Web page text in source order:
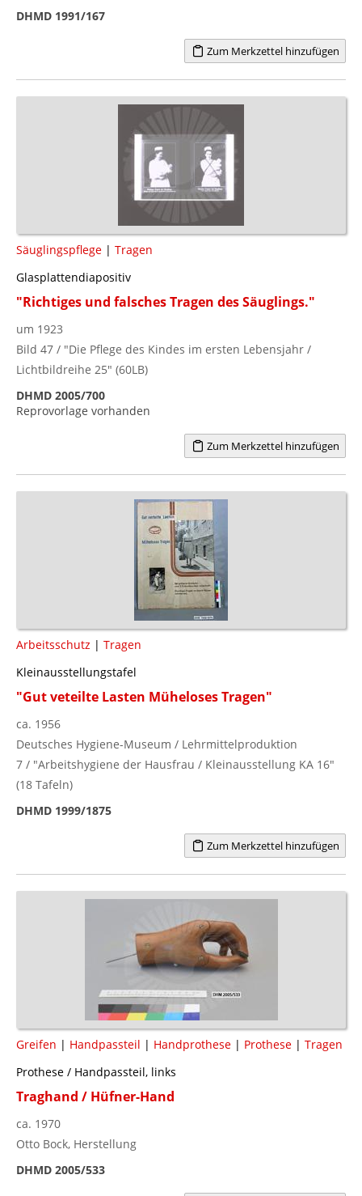
DHMD 1991/167
Zum Merkzettel hinzufügen
Säuglingspflege | Tragen
Glasplattendiapositiv
"Richtiges und falsches Tragen des Säuglings."
um 1923
Bild 47 / "Die Pflege des Kindes im ersten Lebensjahr /
Lichtbildreihe 25" (60LB)
DHMD 2005/700
Reprovorlage vorhanden
Zum Merkzettel hinzufügen
Arbeitsschutz | Tragen
Kleinausstellungstafel
"Gut veteilte Lasten Müheloses Tragen"
ca. 1956
Deutsches Hygiene-Museum / Lehrmittelproduktion
7 / "Arbeitshygiene der Hausfrau / Kleinausstellung KA 16"
(18 Tafeln)
DHMD 1999/1875
Zum Merkzettel hinzufügen
Greifen | Handpassteil | Handprothese | Prothese | Tragen
Prothese / Handpassteil, links
Traghand / Hüfner-Hand
ca. 1970
Otto Bock, Herstellung
DHMD 2005/533